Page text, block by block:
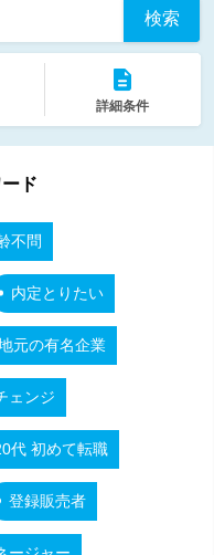
検索
詳細条件
ド
不問
内定とりたい
元の有名企業
ェンジ
代 初めて転職
登録販売者